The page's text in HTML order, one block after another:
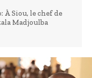
À Siou, le chef de
Madjoulba